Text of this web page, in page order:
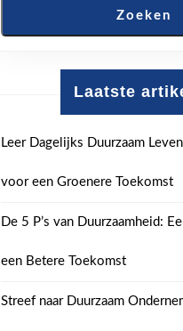
Zoeken
Laatste
Leer Dagelijks Duurzaam
voor een Groenere Toekomst
De 5 P’s van Duurzaamheid:
een Betere Toekomst
Streef naar Duurzaam